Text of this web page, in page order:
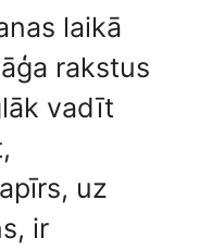
laikā
rakstus
vadīt
uz
ir